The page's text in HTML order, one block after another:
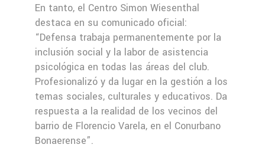
En tanto, el Centro Simon Wiesenthal
destaca en su comunicado oficial:
“Defensa trabaja permanentemente por la
inclusión social y la labor de asistencia
psicológica en todas las áreas del club.
Profesionalizó y da lugar en la gestión a los
temas sociales, culturales y educativos. Da
respuesta a la realidad de los vecinos del
barrio de Florencio Varela, en el Conurbano
Bonaerense”.